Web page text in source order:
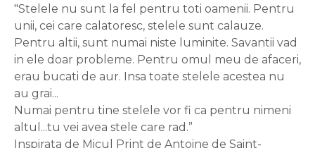
"Stelele nu sunt la fel pentru toti oamenii. Pentru
unii, cei care calatoresc, stelele sunt calauze.
Pentru altii, sunt numai niste luminite. Savantii vad
in ele doar probleme. Pentru omul meu de afaceri,
erau bucati de aur. Insa toate stelele acestea nu
au grai...
Numai pentru tine stelele vor fi ca pentru nimeni
altul...tu vei avea stele care rad.”
Inspirata de Micul Print de Antoine de Saint-